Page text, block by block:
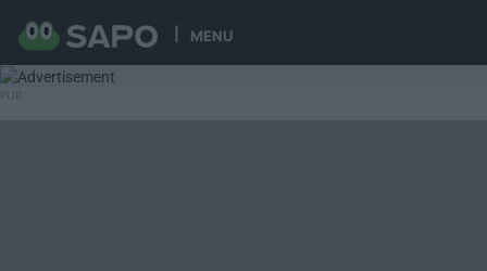
MENU